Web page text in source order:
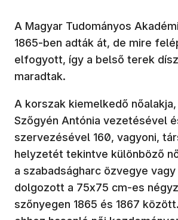
A Magyar Tudományos
1865-ben adták át, de mire
elfogyott, így a belső terek
maradtak.
A korszak kiemelkedő nőalakja,
Szőgyén Antónia vezetésével
szervezésével 160, vagyoni,
helyzetét tekintve különböző
a szabadságharc özvegye vagy
dolgozott a 75x75 cm-es
szőnyegen 1865 és 1867